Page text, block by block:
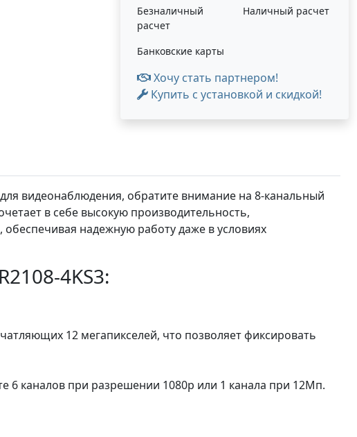
Безналичный
расчет
Наличный расчет
Банковские карты
Хочу стать партнером!
Купить с установкой и скидкой!
видеонаблюдения, обратите внимание на 8-канальный
в себе высокую производительность,
надежную работу даже в условиях
4KS3:
12 мегапикселей, что позволяет фиксировать
6 каналов при разрешении 1080p или 1 канала при 12Мп.